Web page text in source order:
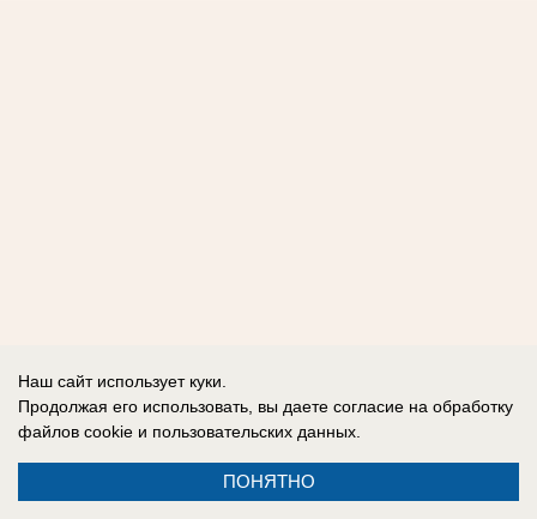
Наш сайт использует куки.
Продолжая его использовать, вы даете согласие на обработку
файлов cookie и пользовательских данных.
ПОНЯТНО